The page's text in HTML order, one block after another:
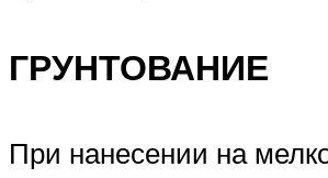
ГРУНТОВАНИЕ
При нанесении на